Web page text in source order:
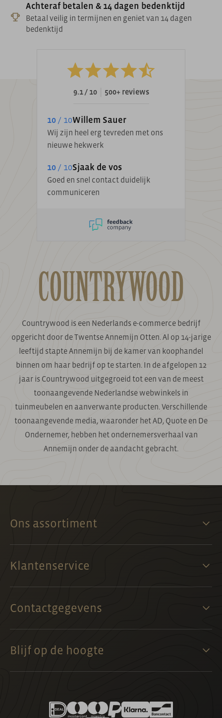
Achteraf betalen & 14 dagen bedenktijd
Betaal veilig in termijnen en geniet van 14 dagen
bedenktijd
Countrywood is een Nederlands e-commerce bedrijf
opgericht door de Twentse Annemijn Otten. Al op 14-jarige
leeftijd stapte Annemijn bij de kamer van koophandel
binnen om haar bedrijf op te starten. In de afgelopen 12
jaar is Countrywood uitgegroeid tot een van de meest
toonaangevende Nederlandse webwinkels in
tuinmeubelen en aanverwante producten. Verschillende
toonaangevende media, waaronder het AD, Quote en De
Ondernemer, hebben het ondernemersverhaal van
Annemijn onder de aandacht gebracht.
9.1 / 10 500+ reviews
10 / 10Willem Sauer
Wij zijn heel erg tevreden met ons
nieuwe hekwerk
10 / 10Sjaak de vos
Goed en snel contact duidelijk
communiceren
Ons assortiment
Klantenservice
Contactgegevens
Blijf op de hoogte